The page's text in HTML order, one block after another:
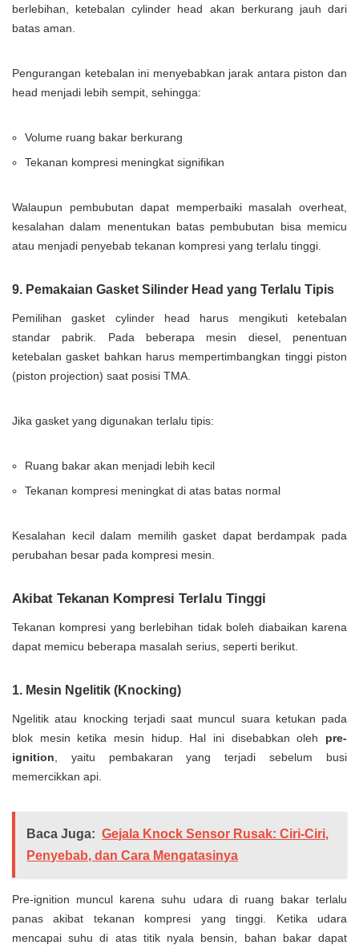
berlebihan, ketebalan cylinder head akan berkurang jauh dari
batas aman.
Pengurangan ketebalan ini menyebabkan jarak antara piston dan
head menjadi lebih sempit, sehingga:
Volume ruang bakar berkurang
Tekanan kompresi meningkat signifikan
Walaupun pembubutan dapat memperbaiki masalah overheat,
kesalahan dalam menentukan batas pembubutan bisa memicu
atau menjadi penyebab tekanan kompresi yang terlalu tinggi.
9. Pemakaian Gasket Silinder Head yang Terlalu Tipis
Pemilihan gasket cylinder head harus mengikuti ketebalan
standar pabrik. Pada beberapa mesin diesel, penentuan
ketebalan gasket bahkan harus mempertimbangkan tinggi piston
(piston projection) saat posisi TMA.
Jika gasket yang digunakan terlalu tipis:
Ruang bakar akan menjadi lebih kecil
Tekanan kompresi meningkat di atas batas normal
Kesalahan kecil dalam memilih gasket dapat berdampak pada
perubahan besar pada kompresi mesin.
Akibat Tekanan Kompresi Terlalu Tinggi
Tekanan kompresi yang berlebihan tidak boleh diabaikan karena
dapat memicu beberapa masalah serius, seperti berikut.
1. Mesin Ngelitik (Knocking)
Ngelitik atau knocking terjadi saat muncul suara ketukan pada
blok mesin ketika mesin hidup. Hal ini disebabkan oleh pre-
ignition , yaitu pembakaran yang terjadi sebelum busi
memercikkan api.
Baca Juga: Gejala Knock Sensor Rusak: Ciri-Ciri,
Penyebab, dan Cara Mengatasinya
Pre-ignition muncul karena suhu udara di ruang bakar terlalu
panas akibat tekanan kompresi yang tinggi. Ketika udara
mencapai suhu di atas titik nyala bensin, bahan bakar dapat